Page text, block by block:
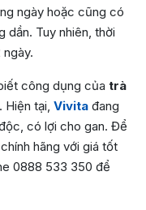
ngày hoặc cũng có
dần. Tuy nhiên, thời
công dụng của trà
tại, Vivita đang
có lợi cho gan. Để
hãng với giá tốt
0888 533 350 để